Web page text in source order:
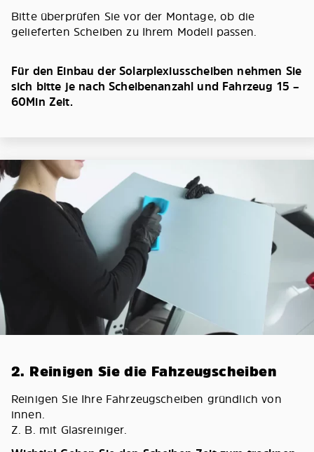
Bitte überprüfen Sie vor der Montage, ob die
gelieferten Scheiben zu Ihrem Modell passen.
Für den Einbau der Solarplexiusscheiben nehmen Sie
sich bitte je nach Scheibenanzahl und Fahrzeug 15 –
60Min Zeit.
2. Reinigen Sie die Fahzeugscheiben
Reinigen Sie Ihre Fahrzeugscheiben gründlich von
innen.
Z. B. mit Glasreiniger.